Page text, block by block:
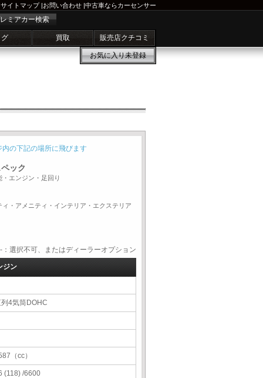
サイトマップ|お問い合わせ |中古車ならカーセンサー
ミアカー検索
買取 販売店クチコミ
お気に入り未登録
内の下記の場所に飛びます
ック
・エンジン・足回り
ィ・アメニティ・インテリア・エクステリア
択不可、またはディーラーオプション
ジン
4気筒DOHC
（cc）
(118) /6600